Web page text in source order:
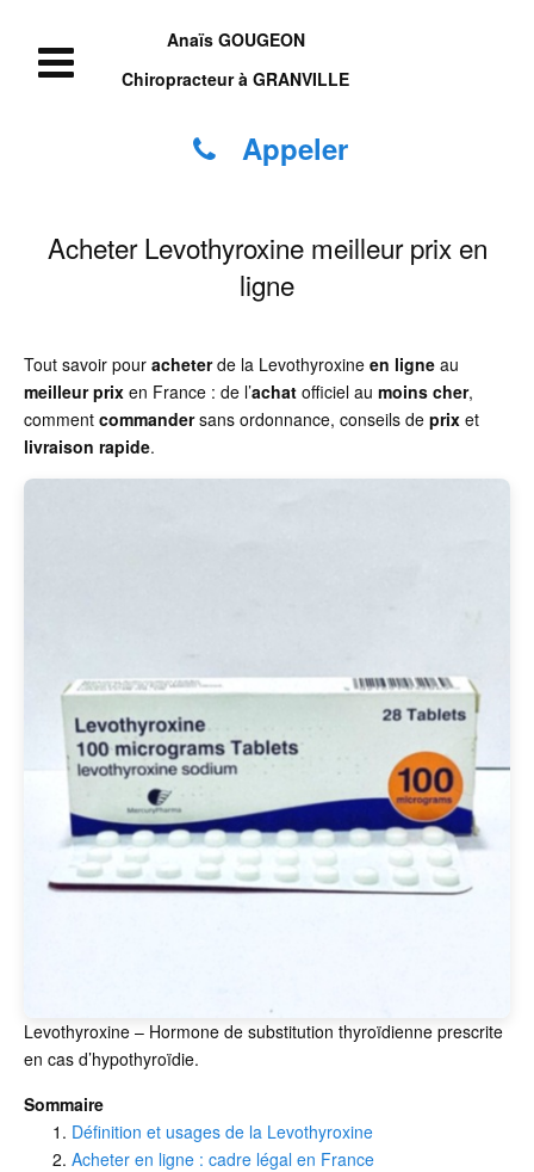
Anaïs GOUGEON
Chiropracteur à GRANVILLE
Appeler
Acheter Levothyroxine meilleur prix en
ligne
Tout savoir pour acheterde la Levothyroxine en ligne au
meilleur prix en France : de l’achat officiel au moins cher,
comment commandersans ordonnance, conseils de prix et
livraison rapide.
Levothyroxine – Hormone de substitution thyroïdienne prescrite
en cas d’hypothyroïdie.
Sommaire
Définition et usages de la Levothyroxine
Acheter en ligne : cadre légal en France